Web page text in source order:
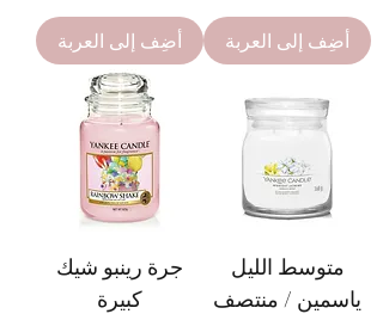
أضِف إلى العربة أضِف إلى العربة
متوسط الليل
ياسمين / منتصف
جرة رينبو شيك
كبيرة